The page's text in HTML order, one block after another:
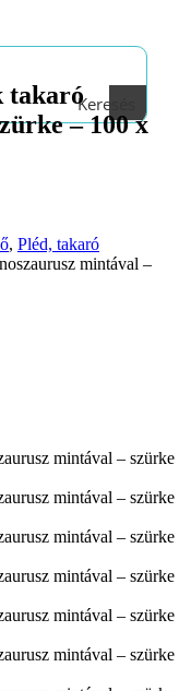
Keresés
takaró
– 100 x
, Pléd, takaró
mintával –